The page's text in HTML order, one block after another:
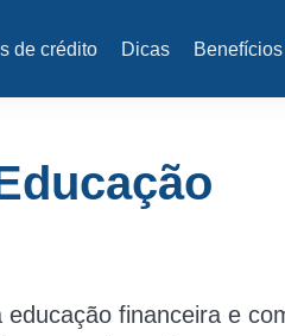
de crédito Dicas
financeira e